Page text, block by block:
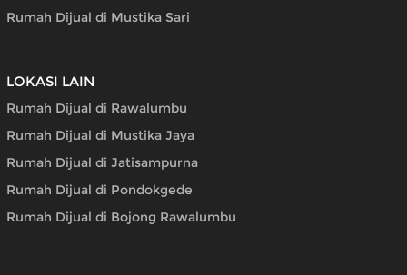
Rumah Dijual di Mustika Sari
LOKASI LAIN
Rumah Dijual di Rawalumbu
Rumah Dijual di Mustika Jaya
Rumah Dijual di Jatisampurna
Rumah Dijual di Pondokgede
Rumah Dijual di Bojong Rawalumbu